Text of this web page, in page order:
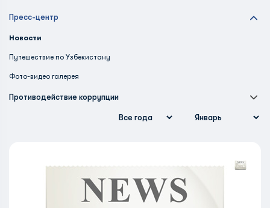
Пресс-центр
Новости
Путешествие по Узбекистану
Фото-видео галерея
Противодействие коррупции